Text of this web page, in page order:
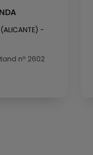
(ALICANTE) -
n° 2602